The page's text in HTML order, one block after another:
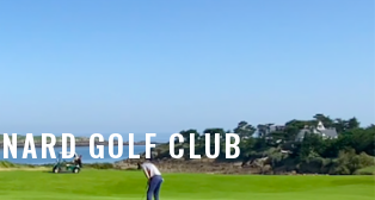
GOLF CLUB